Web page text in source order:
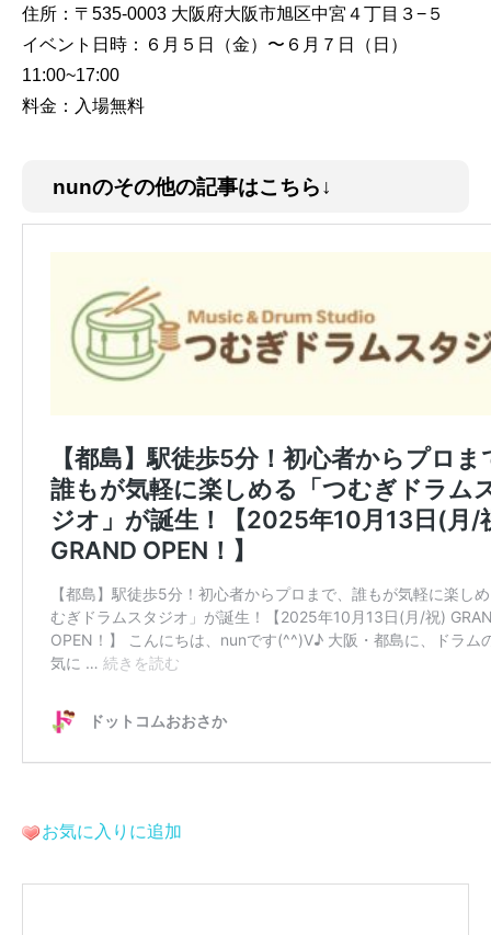
住所：〒535-0003 大阪府大阪市旭区中宮４丁目３−５
イベント日時：６月５日（金）〜６月７日（日）
11:00~17:00
料金：入場無料
nunのその他の記事はこちら↓
お気に入りに追加